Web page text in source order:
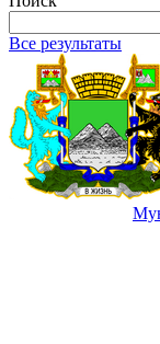
Все результаты